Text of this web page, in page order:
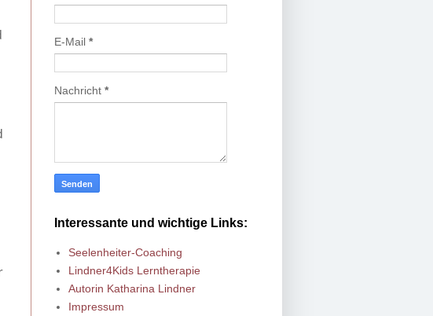
E-Mail *
Nachricht *
Interessante und wichtige Links:
Seelenheiter-Coaching
Lindner4Kids Lerntherapie
Autorin Katharina Lindner
Impressum